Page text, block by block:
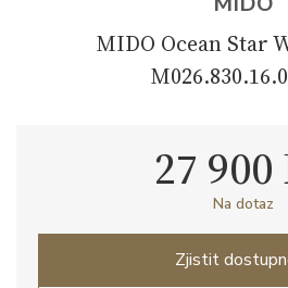
MIDO Ocean Star
27 900
Na dotaz
Zjistit